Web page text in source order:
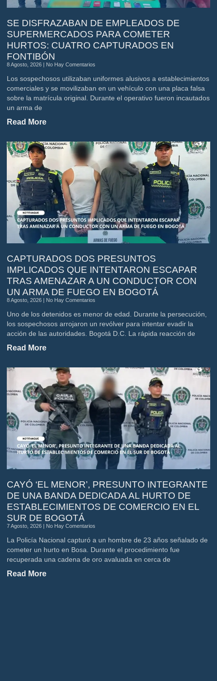
SE DISFRAZABAN DE EMPLEADOS DE
SUPERMERCADOS PARA COMETER
HURTOS: CUATRO CAPTURADOS EN
FONTIBÓN
8 Agosto, 2026 No Hay Comentarios
Los sospechosos utilizaban uniformes alusivos a establecimientos
comerciales y se movilizaban en un vehículo con una placa falsa
sobre la matrícula original. Durante el operativo fueron incautados
un arma de
Read More
CAPTURADOS DOS PRESUNTOS
IMPLICADOS QUE INTENTARON ESCAPAR
TRAS AMENAZAR A UN CONDUCTOR CON
UN ARMA DE FUEGO EN BOGOTÁ
8 Agosto, 2026 No Hay Comentarios
Uno de los detenidos es menor de edad. Durante la persecución,
los sospechosos arrojaron un revólver para intentar evadir la
acción de las autoridades. Bogotá D.C. La rápida reacción de
Read More
CAYÓ ‘EL MENOR’, PRESUNTO INTEGRANTE
DE UNA BANDA DEDICADA AL HURTO DE
ESTABLECIMIENTOS DE COMERCIO EN EL
SUR DE BOGOTÁ
7 Agosto, 2026 No Hay Comentarios
La Policía Nacional capturó a un hombre de 23 años señalado de
cometer un hurto en Bosa. Durante el procedimiento fue
recuperada una cadena de oro avaluada en cerca de
Read More